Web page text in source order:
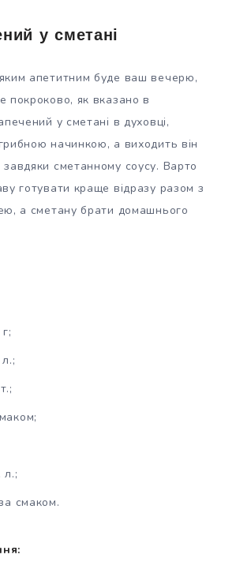
у сметані
апетитним буде ваш вечерю,
покроково, як вказано в
у сметані в духовці,
начинкою, а виходить він
завдяки сметанному соусу. Варто
готувати краще відразу разом з
а сметану брати домашнього
л.;
смаком.